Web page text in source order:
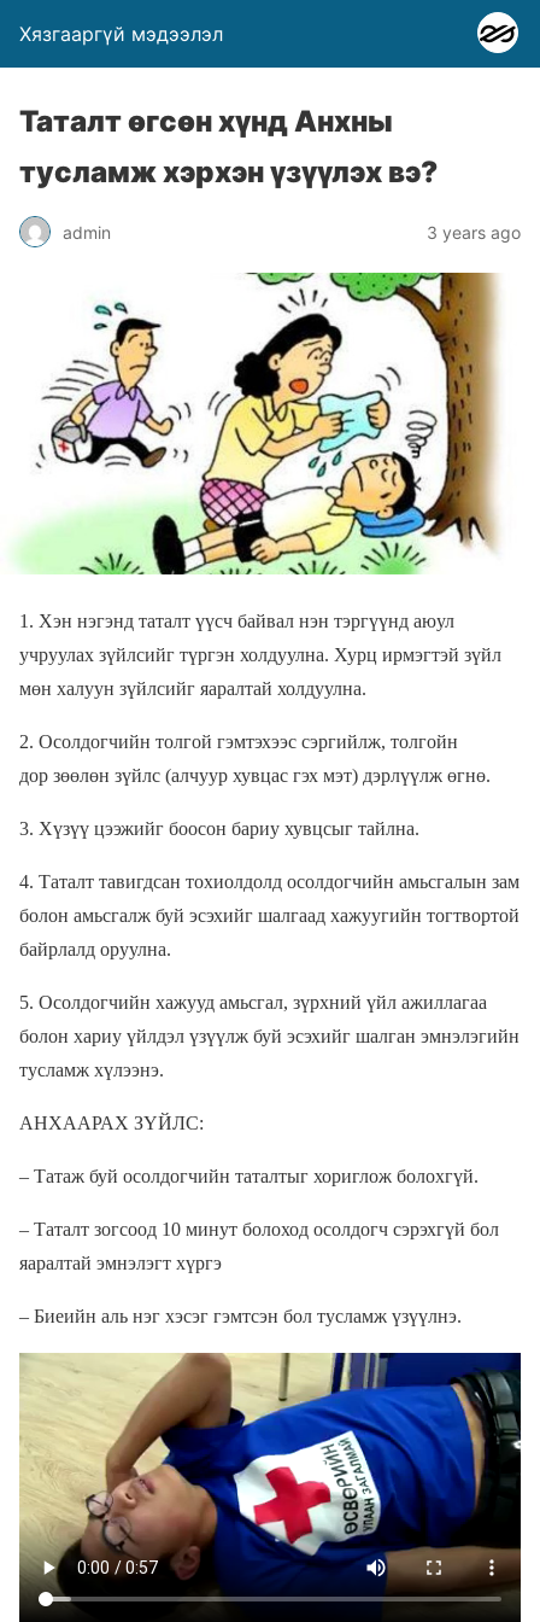
Хязгааргүй мэдээлэл
Таталт өгсөн хүнд Анхны
тусламж хэрхэн үзүүлэх вэ?
admin 3 years ago
1. Хэн нэгэнд таталт үүсч байвал нэн тэргүүнд аюул
учруулах зүйлсийг түргэн холдуулна. Хурц ирмэгтэй зүйл
мөн халуун зүйлсийг яаралтай холдуулна.
2. Осолдогчийн толгой гэмтэхээс сэргийлж, толгойн
дор зөөлөн зүйлс (алчуур хувцас гэх мэт) дэрлүүлж өгнө.
3. Хүзүү цээжийг боосон бариу хувцсыг тайлна.
4. Таталт тавигдсан тохиолдолд осолдогчийн амьсгалын зам
болон амьсгалж буй эсэхийг шалгаад хажуугийн тогтвортой
байрлалд оруулна.
5. Осолдогчийн хажууд амьсгал, зүрхний үйл ажиллагаа
болон хариу үйлдэл үзүүлж буй эсэхийг шалган эмнэлэгийн
тусламж хүлээнэ.
АНХААРАХ ЗҮЙЛС:
– Татаж буй осолдогчийн таталтыг хориглож болохгүй.
– Таталт зогсоод 10 минут болоход осолдогч сэрэхгүй бол
яаралтай эмнэлэгт хүргэ
– Биеийн аль нэг хэсэг гэмтсэн бол тусламж үзүүлнэ.